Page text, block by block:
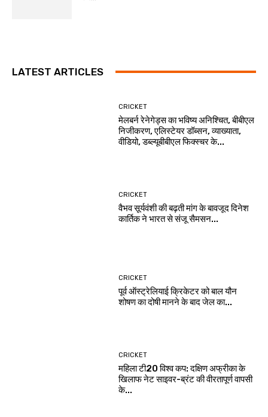
LATEST ARTICLES
CRICKET
मेलबर्न रेनेगेड्स का भविष्य अनिश्चित, बीबीएल
निजीकरण, एलिस्टेयर डॉब्सन, व्याख्याता,
वीडियो, डब्ल्यूबीबीएल फिक्स्चर के...
CRICKET
वैभव सूर्यवंशी की बढ़ती मांग के बावजूद दिनेश
कार्तिक ने भारत से संजू सैमसन...
CRICKET
पूर्व ऑस्ट्रेलियाई क्रिकेटर को बाल यौन
शोषण का दोषी मानने के बाद जेल का...
CRICKET
महिला टी20 विश्व कप: दक्षिण अफ्रीका के
खिलाफ नेट साइवर-ब्रंट की वीरतापूर्ण वापसी
के...